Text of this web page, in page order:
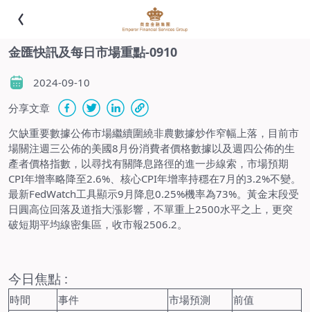
金匯快訊及每日市場重點-0910
2024-09-10
分享文章
欠缺重要數據公佈市場繼續圍繞非農數據炒作窄幅上落，目前市
場關注週三公佈的美國8月份消費者價格數據以及週四公佈的生
產者價格指數，以尋找有關降息路徑的進一步線索，市場預期
CPI年增率略降至2.6%、核心CPI年增率持穩在7月的3.2%不變。
最新FedWatch工具顯示9月降息0.25%機率為73%。黃金末段受
日圓高位回落及道指大漲影響，不單重上2500水平之上，更突
破短期平均線密集區，收市報2506.2。
今日焦點 :
時間 事件 市場預測 前值